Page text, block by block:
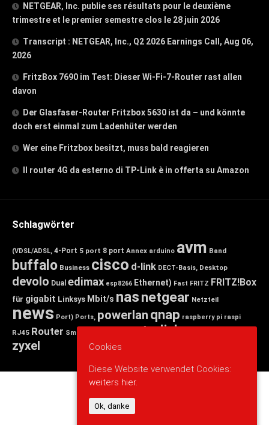
NETGEAR, Inc. publie ses résultats pour le deuxième
trimestre et le premier semestre clos le 28 juin 2026
Transcript : NETGEAR, Inc., Q2 2026 Earnings Call, Aug 06,
2026
FritzBox 7690 im Test: Dieser Wi-Fi-7-Router rast allen
davon
Der Glasfaser-Router Fritzbox 5630 ist da – und könnte
doch erst einmal zum Ladenhüter werden
Wer eine Fritzbox besitzt, muss bald reagieren
Il router 4G da esterno di TP-Link è in offerta su Amazon
Schlagwörter
(VDSL/ADSL, 4-Port 5 port 8 port Annex arduino avm Band
buffalo Business cisco d-link DECT-Basis, Desktop
devolo Dual edimax esp8266 Ethernet) Fast FRITZ FRITZ!Box
für gigabit Linksys Mbit/s nasnetgear Netzteil
news Port) Ports, powerlan qnap raspberry pi raspi
RJ45 Router Small tp-link
zyxel Cookies
Diese Website verwendet Cookies:
weiters hier.
Ok, danke